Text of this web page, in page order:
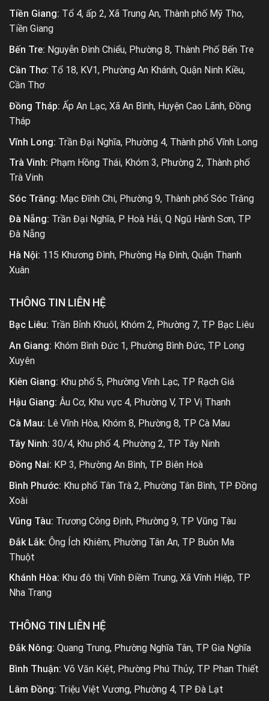
Tiền Giang: Tổ 4, ấp 2, Xã Trung An, Thành phố Mỹ Tho,
Tiền Giang
Bến Tre: Nguyễn Đình Chiểu, Phường 8, Thành Phố Bến Tre
Cần Thơ: Tổ 18, KV1, Phường An Khánh, Quận Ninh Kiều,
Cần Thơ
Đồng Tháp: Ấp An Lạc, Xã An Bình, Huyện Cao Lãnh, Đồng
Tháp
Vĩnh Long: Trần Đại Nghĩa, Phường 4, Thành phố Vĩnh Long
Trà Vinh: Phạm Hồng Thái, Khóm 3, Phường 2, Thành phố
Trà Vinh
Sóc Trăng: Mạc Đĩnh Chi, Phường 9, Thành phố Sóc Trăng
Đà Nẵng: Trần Đại Nghĩa, P Hoà Hải, Q Ngũ Hành Sơn, TP
Đà Nẵng
Hà Nội: 115 Khương Đình, Phường Hạ Đình, Quận Thanh
Xuân
THÔNG TIN LIÊN HỆ
Bạc Liêu: Trần Bỉnh Khuôl, Khóm 2, Phường 7, TP Bạc Liêu
An Giang: Khóm Bình Đức 1, Phường Bình Đức, TP Long
Xuyên
Kiên Giang: Khu phố 5, Phường Vĩnh Lạc, TP Rạch Giá
Hậu Giang: Âu Cơ, Khu vực 4, Phường V, TP Vị Thanh
Cà Mau: Lê Vĩnh Hòa, Khóm 8, Phường 8, TP Cà Mau
Tây Ninh: 30/4, Khu phố 4, Phường 2, TP Tây Ninh
Đồng Nai: KP 3, Phường An Bình, TP Biên Hoà
Bình Phước: Khu phố Tân Trà 2, Phường Tân Bình, TP Đồng
Xoài
Vũng Tàu: Trương Công Định, Phường 9, TP Vũng Tàu
Đắk Lắk: Ông Ích Khiêm, Phường Tân An, TP Buôn Ma
Thuột
Khánh Hòa: Khu đô thị Vĩnh Điềm Trung, Xã Vĩnh Hiệp, TP
Nha Trang
THÔNG TIN LIÊN HỆ
Đắk Nông: Quang Trung, Phường Nghĩa Tân, TP Gia Nghĩa
Bình Thuận: Võ Văn Kiệt, Phường Phú Thủy, TP Phan Thiết
Lâm Đồng: Triệu Việt Vương, Phường 4, TP Đà Lạt